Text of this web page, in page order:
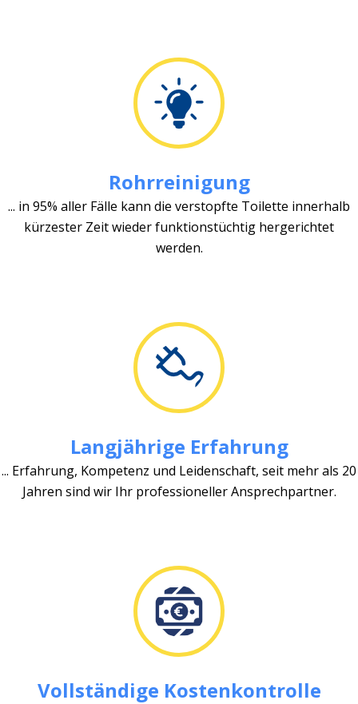
Rohrreinigung
... in 95% aller Fälle kann die verstopfte Toilette innerhalb
kürzester Zeit wieder funktionstüchtig hergerichtet
werden.
Langjährige Erfahrung
... Erfahrung, Kompetenz und Leidenschaft, seit mehr als 20
Jahren sind wir Ihr professioneller Ansprechpartner.
Vollständige Kostenkontrolle